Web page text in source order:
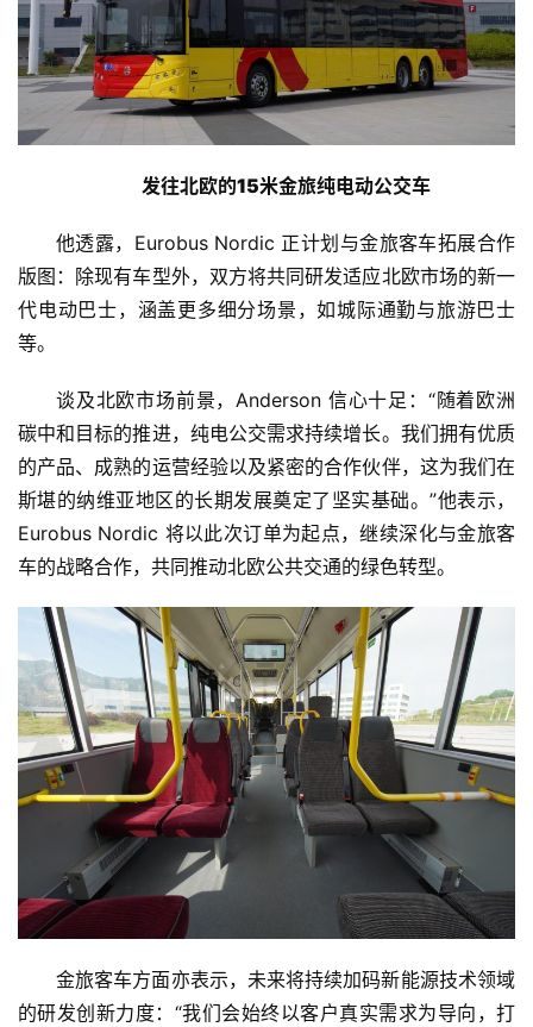
财
经
教
题
汽
新
能
源
登录 注册
发往北欧的15米金旅纯电动公交车
他透露，Eurobus Nordic 正计划与金旅客车拓展合作
版图：除现有车型外，双方将共同研发适应北欧市场的新一
代电动巴士，涵盖更多细分场景，如城际通勤与旅游巴士
等。
谈及北欧市场前景，Anderson 信心十足：“随着欧洲
碳中和目标的推进，纯电公交需求持续增长。我们拥有优质
的产品、成熟的运营经验以及紧密的合作伙伴，这为我们在
斯堪的纳维亚地区的长期发展奠定了坚实基础。”他表示，
Eurobus Nordic 将以此次订单为起点，继续深化与金旅客
车的战略合作，共同推动北欧公共交通的绿色转型。
金旅客车方面亦表示，未来将持续加码新能源技术领域
的研发创新力度：“我们会始终以客户真实需求为导向，打